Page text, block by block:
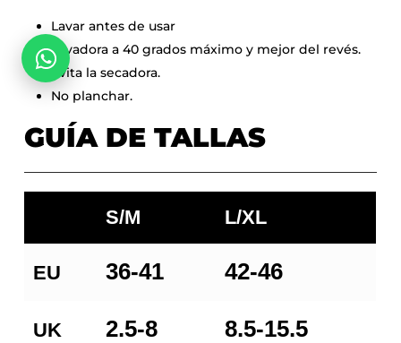
Go To Shop
Lavar antes de usar
Lavadora a 40 grados máximo y mejor del revés.
Evita la secadora.
No planchar.
GUÍA DE TALLAS
S/M L/XL
EU 36-41 42-46
UK 2.5-8 8.5-15.5